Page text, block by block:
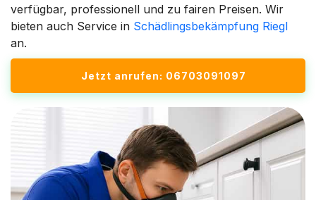
verfügbar, professionell und zu fairen Preisen. Wir
bieten auch Service in Schädlingsbekämpfung Riegl
an.
Jetzt anrufen: 06703091097